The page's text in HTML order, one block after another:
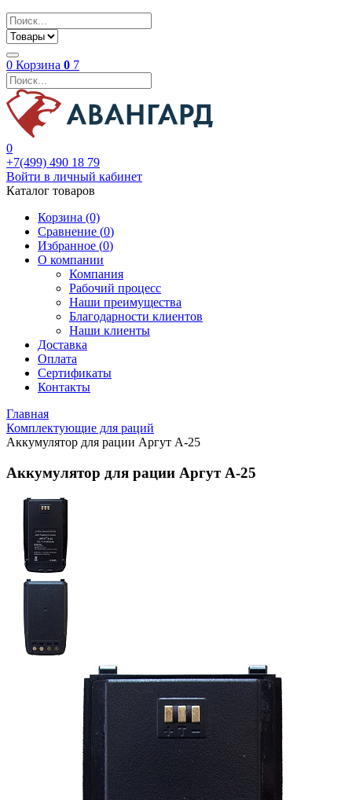
0 Корзина 0 7
0
+7(499) 490 18 79
Войти в личный кабинет
Каталог товаров
Корзина (0)
Сравнение (0)
Избранное (0)
О компании
Компания
Рабочий процесс
Наши преимущества
Благодарности клиентов
Наши клиенты
Доставка
Оплата
Сертификаты
Контакты
Главная
Комплектующие для раций
Аккумулятор для рации Аргут А-25
Аккумулятор для рации Аргут А-25